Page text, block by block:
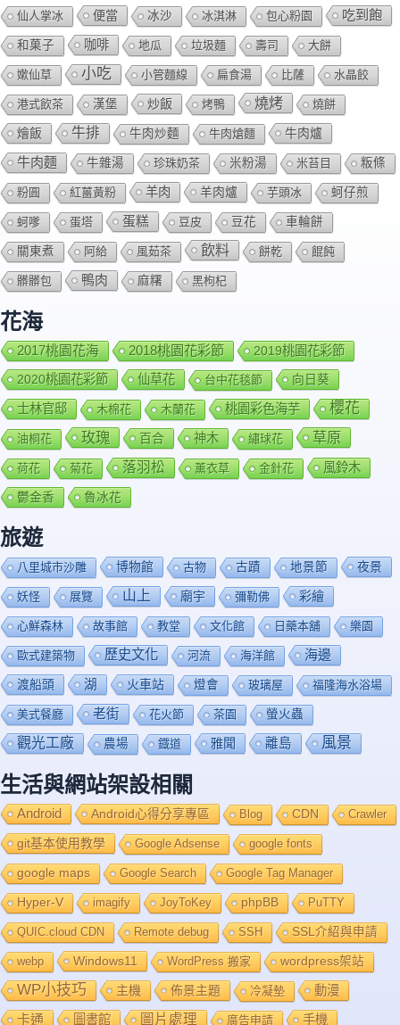
仙人掌冰 便當 冰沙 冰淇淋 包心粉園 吃到飽
和菓子 咖啡 地瓜 垃圾麵 壽司 大餅
嫰仙草 小吃 小管麵線 扁食湯 比薩 水晶餃
港式飲茶 漢堡 炒飯 烤鴨 燒烤 燒餅
燴飯 牛排 牛肉炒麵 牛肉熗麵 牛肉爐
牛肉麵 牛雜湯 珍珠奶茶 米粉湯 米苔目 粄條
粉圓 紅薑黃粉 羊肉 羊肉爐 芋頭冰 蚵仔煎
蚵嗲 蛋塔 蛋糕 豆皮 豆花 車輪餅
關東煮 阿給 風茹茶 飲料 餅乾 餛飩
髒髒包 鴨肉 麻糬 黑枸杞
花海
2017桃園花海 2018桃園花彩節
2019桃園花彩節
2020桃園花彩節
仙草花 台中花毯節 向日葵
士林官邸 木棉花 木蘭花 桃園彩色海芋 櫻花
油桐花 玫瑰 百合 神木 繡球花 草原
荷花 菊花 落羽松 薰衣草 金針花 風鈴木
鬱金香 魯冰花
旅遊
八里城市沙雕 博物館 古物 古蹟 地景節 夜景
妖怪 展覽 山上 廟宇 彌勒佛 彩繪
心鮮森林 故事館 教堂 文化館 日藥本舖 樂園
歐式建築物 歷史文化 河流 海洋館 海邊
渡船頭 湖 火車站 燈會 玻璃屋 福隆海水浴場
美式餐廳 老街 花火節 茶園 螢火蟲
觀光工廠 農場 鐡道 雅聞 離島 風景
生活與網站架設相關
Android Android心得分享專區 Blog CDN Crawler
git基本使用教學 Google Adsense google fonts
google maps Google Search Google Tag Manager
Hyper-V imagify JoyToKey phpBB PuTTY
QUIC.cloud CDN Remote debug SSH SSL介紹與申請
webp Windows11 WordPress 搬家 wordpress架站
WP小技巧 主機 佈景主題 冷凝墊 動漫
卡通 圖書館 圖片處理 廣告申請 手機